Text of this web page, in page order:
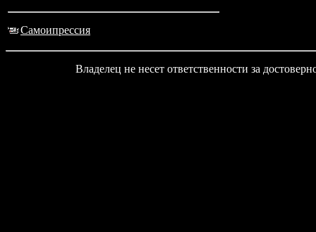
Самоипрессия
Владелец не несет ответственности за